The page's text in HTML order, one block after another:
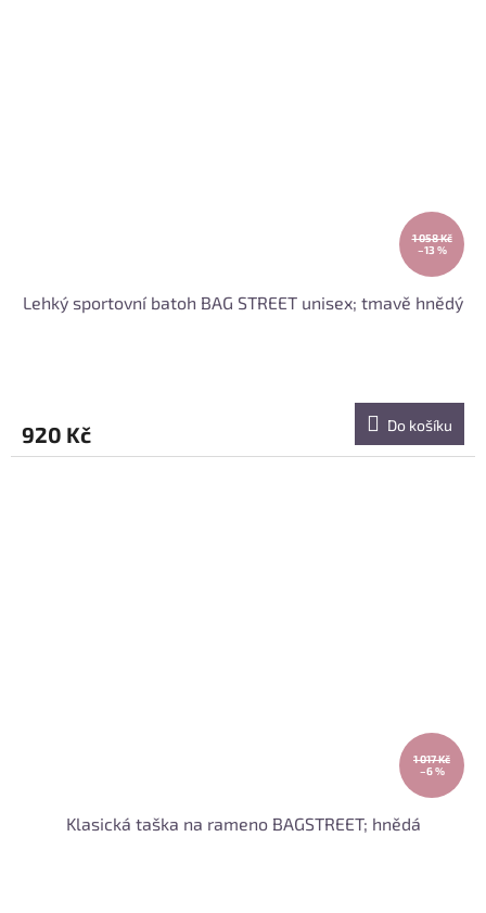
1 058 Kč
–13 %
Lehký sportovní batoh BAG STREET unisex; tmavě hnědý
920 Kč Do košíku
1 017 Kč
–6 %
Klasická taška na rameno BAGSTREET; hnědá